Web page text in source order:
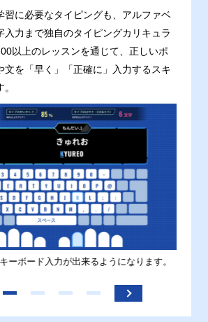
習に必要なタイピングも、アルファベ
入力まで独自のタイピングカリキュラ
以上のレッスンを通じて、正しいポ
文を「早く」「正確に」入力するスキ
ーボード入力が出来るようになります。